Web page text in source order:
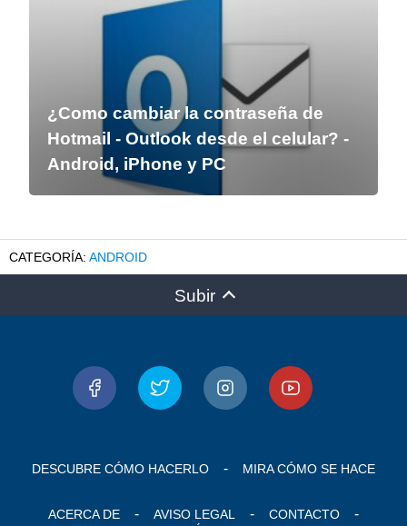
¿Como cambiar la contraseña de
Hotmail - Outlook desde el celular? -
Android, iPhone y PC
ANDROID
Subir
DESCUBRE CÓMO HACERLO MIRA CÓMO SE HACE
ACERCA DE AVISO LEGAL
CONTACTO